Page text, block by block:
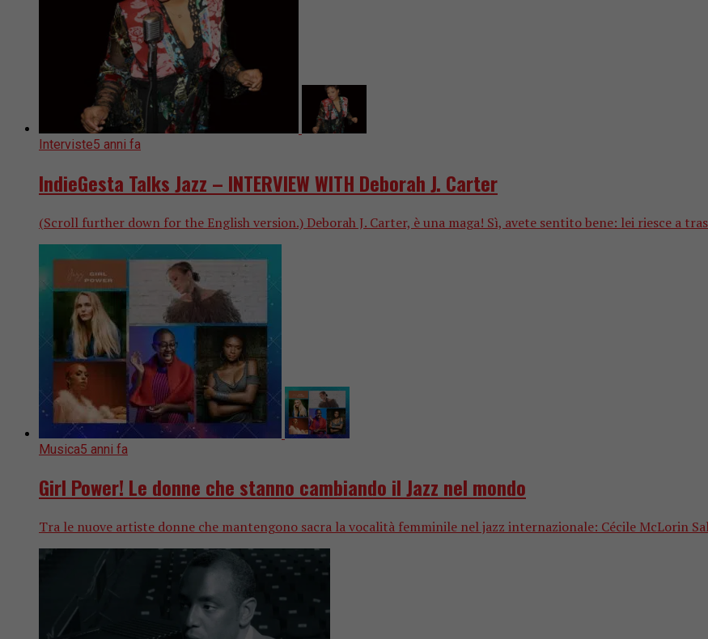
Interviste5 anni fa
IndieGesta Talks Jazz – INTERVIEW WITH Deborah J. Carter
(Scroll further down for the English version.) Deborah J. Carter, è una maga! Sì, avete sentito bene: lei riesce a
Musica5 anni fa
Girl Power! Le donne che stanno cambiando il Jazz nel mondo
Tra le nuove artiste donne che mantengono sacra la vocalità femminile nel jazz internazionale: Cécile McLorin